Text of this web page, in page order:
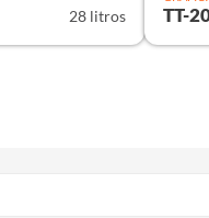
28 litros TT-